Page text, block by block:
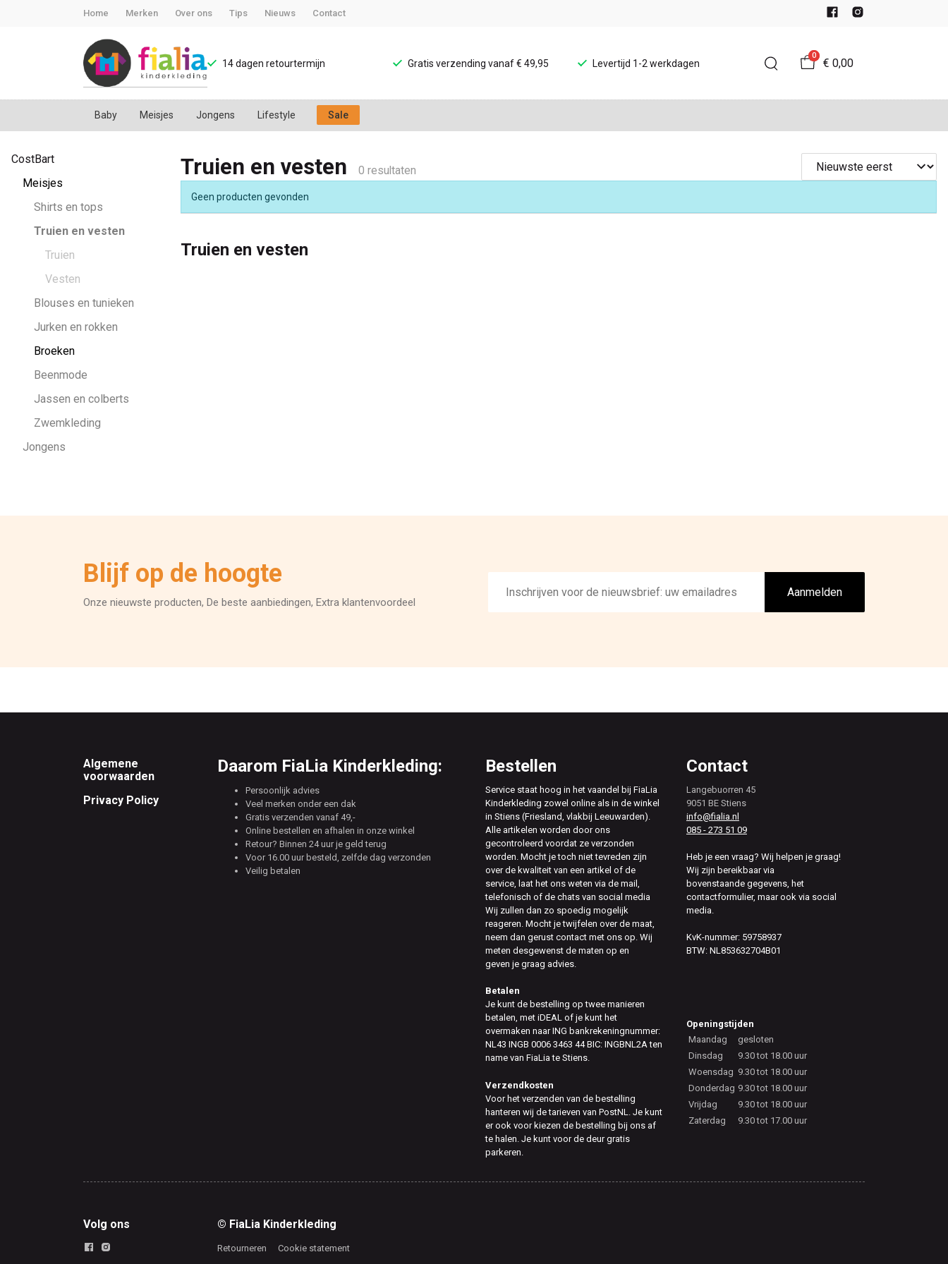
Home Merken Over ons Tips Nieuws Contact
14 dagen retourtermijn Gratis verzending vanaf € 49,95 Levertijd 1-2 werkdagen
0
€ 0,00
Baby Meisjes Jongens Lifestyle Sale
Truien
en
vesten
FiaLia
Kinderkleding
CostBart
Meisjes
Shirts en tops
Truien en vesten
Truien
Vesten
Blouses en tunieken
Jurken en rokken
Broeken
Beenmode
Jassen en colberts
Zwemkleding
Jongens
Truien en vesten 0 resultaten
Geen producten gevonden
Truien en vesten
Blijf op de hoogte
Onze nieuwste producten, De beste aanbiedingen, Extra klantenvoordeel
mailadres
Aanmelden
Footer
Algemene
voorwaarden
Privacy Policy
Daarom FiaLia Kinderkleding:
Persoonlijk advies
Veel merken onder een dak
Gratis verzenden vanaf 49,-
Online bestellen en afhalen in onze winkel
Retour? Binnen 24 uur je geld terug
Voor 16.00 uur besteld, zelfde dag verzonden
Veilig betalen
Bestellen
Service staat hoog in het vaandel bij FiaLia
Kinderkleding zowel online als in de winkel
in Stiens (Friesland, vlakbij Leeuwarden).
Alle artikelen worden door ons
gecontroleerd voordat ze verzonden
worden. Mocht je toch niet tevreden zijn
over de kwaliteit van een artikel of de
service, laat het ons weten via de mail,
telefonisch of de chats van social media
Wij zullen dan zo spoedig mogelijk
reageren. Mocht je twijfelen over de maat,
neem dan gerust contact met ons op. Wij
meten desgewenst de maten op en
geven je graag advies.
Betalen
Je kunt de bestelling op twee manieren
betalen, met iDEAL of je kunt het
overmaken naar ING bankrekeningnummer:
NL43 INGB 0006 3463 44 BIC: INGBNL2A ten
name van FiaLia te Stiens.
Verzendkosten
Voor het verzenden van de bestelling
hanteren wij de tarieven van PostNL. Je kunt
er ook voor kiezen de bestelling bij ons af
te halen. Je kunt voor de deur gratis
parkeren.
Contact
Langebuorren 45
9051 BE Stiens
info@fialia.nl
085 - 273 51 09
Heb je een vraag? Wij helpen je graag!
Wij zijn bereikbaar via
bovenstaande gegevens, het
contactformulier, maar ook via social
media.
KvK-nummer: 59758937
BTW: NL853632704B01
Openingstijden
Maandag
gesloten
Dinsdag
9.30 tot 18.00 uur
Woensdag 9.30 tot 18.00 uur
Donderdag 9.30 tot 18.00 uur
Vrijdag
9.30 tot 18.00 uur
Zaterdag
9.30 tot 17.00 uur
Volg ons © FiaLia Kinderkleding
Retourneren Cookie statement